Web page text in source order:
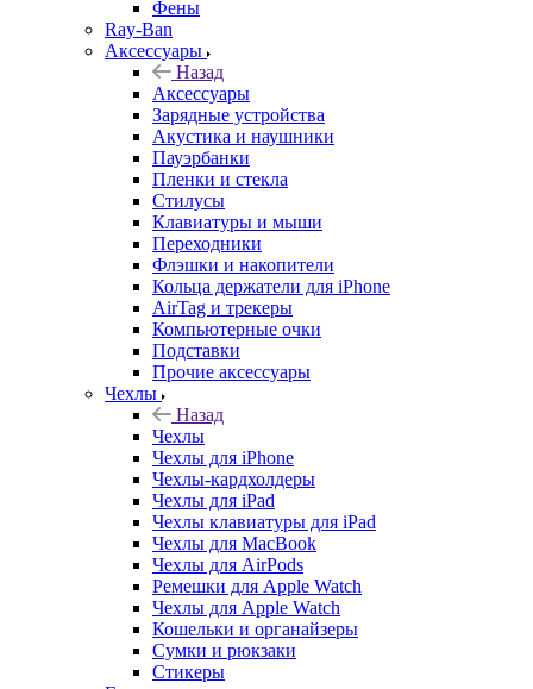
Фены
Ray-Ban
Аксессуары
Назад
Аксессуары
Зарядные устройства
Акустика и наушники
Пауэрбанки
Пленки и стекла
Стилусы
Клавиатуры и мыши
Переходники
Флэшки и накопители
Кольца держатели для iPhone
AirTag и трекеры
Компьютерные очки
Подставки
Прочие аксессуары
Чехлы
Назад
Чехлы
Чехлы для iPhone
Чехлы-кардхолдеры
Чехлы для iPad
Чехлы клавиатуры для iPad
Чехлы для MacBook
Чехлы для AirPods
Ремешки для Apple Watch
Чехлы для Apple Watch
Кошельки и органайзеры
Сумки и рюкзаки
Стикеры